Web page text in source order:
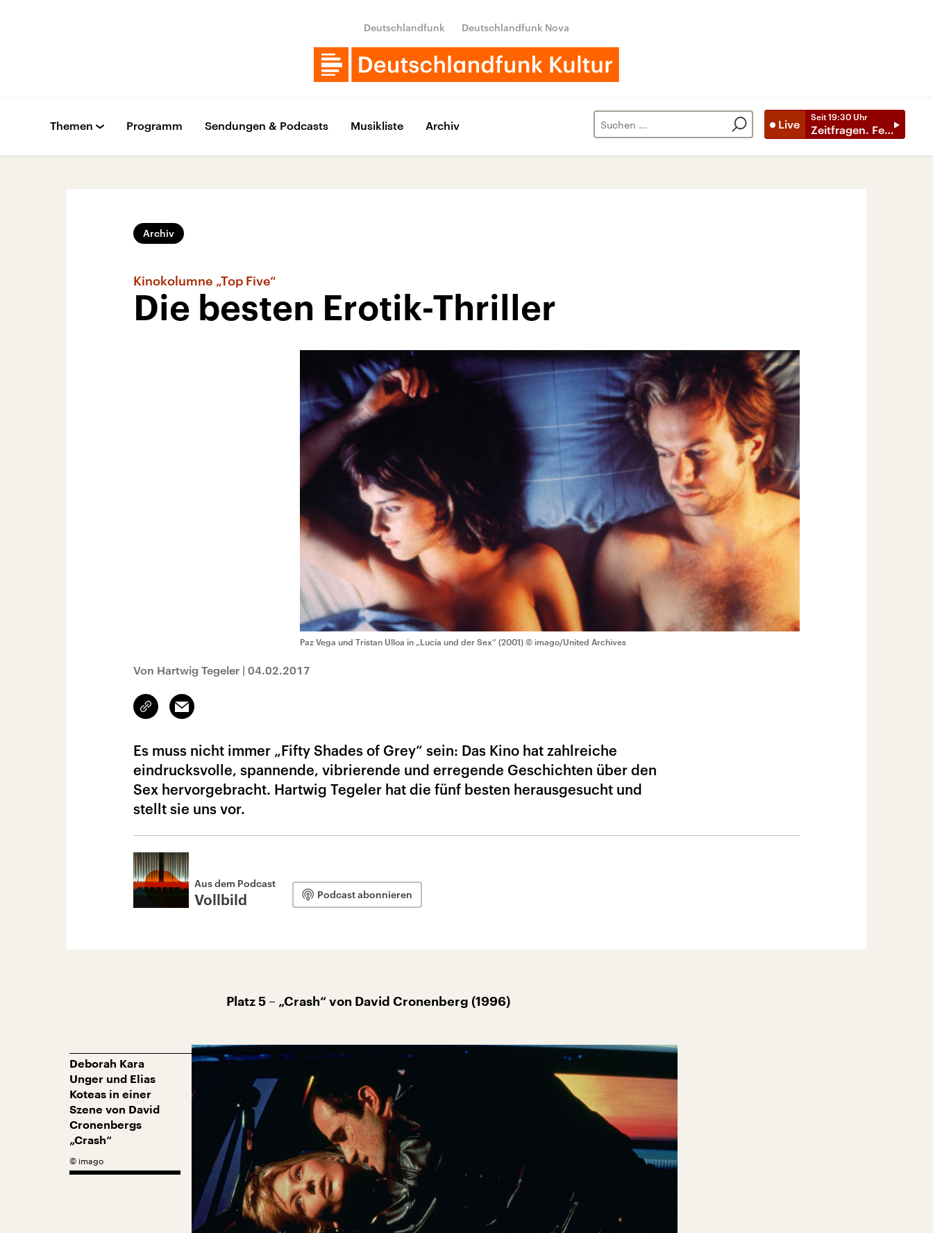
Deutschlandfunk Deutschlandfunk Nova
Live
Seit 19:30 Uhr
Zeitfragen. Feature
Themen Programm Sendungen & Podcasts Musikliste Archiv
Archiv
Kinokolumne „Top Five“
Die besten Erotik-Thriller
Paz Vega und Tristan Ulloa in „Lucia und der Sex“ (2001) © imago/United Archives
Von Hartwig Tegeler | 04.02.2017
Link
kopieren/teilen
Email
Es muss nicht immer „Fifty Shades of Grey“ sein: Das Kino hat zahlreiche
eindrucksvolle, spannende, vibrierende und erregende Geschichten über den
Sex hervorgebracht. Hartwig Tegeler hat die fünf besten herausgesucht und
stellt sie uns vor.
Aus dem Podcast
Vollbild Podcast abonnieren
Platz 5 – „Crash“ von David Cronenberg (1996)
Deborah Kara
Unger und Elias
Koteas in einer
Szene von David
Cronenbergs
„Crash“
© imago